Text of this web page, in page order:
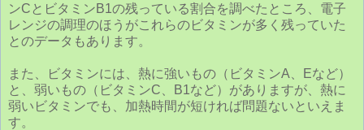
ンCとビタミンB1の残っている割合を調べたところ、電子
レンジの調理のほうがこれらのビタミンが多く残っていた
とのデータもあります。
また、ビタミンには、熱に強いもの（ビタミンA、Eなど）
と、弱いもの（ビタミンC、B1など）がありますが、熱に
弱いビタミンでも、加熱時間が短ければ問題ないといえま
す。